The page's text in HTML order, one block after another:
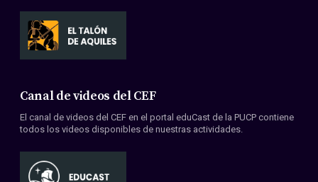
Canal de videos del CEF
El canal de videos del CEF en el portal eduCast de la PUCP contiene
todos los videos disponibles de nuestras actividades.